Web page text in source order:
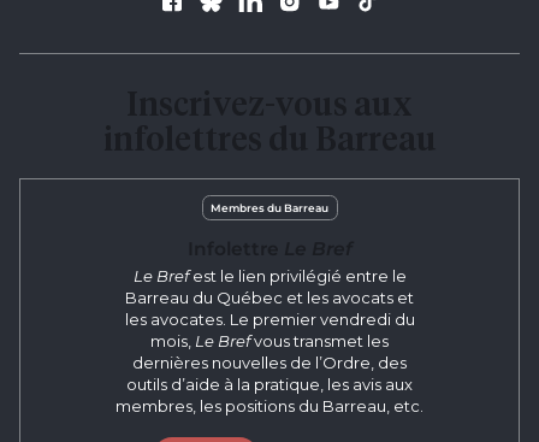
Suivez le Barreau
Membres du Barreau
Le Brefest le lien privilégié entre le
Barreau du Québec et les avocats et
les avocates. Le premier vendredi du
mois, Le Brefvous transmet les
dernières nouvelles de l’Ordre, des
outils d’aide à la pratique, les avis aux
membres, les positions du Barreau, etc.